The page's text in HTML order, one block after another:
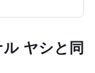
ヤシと同